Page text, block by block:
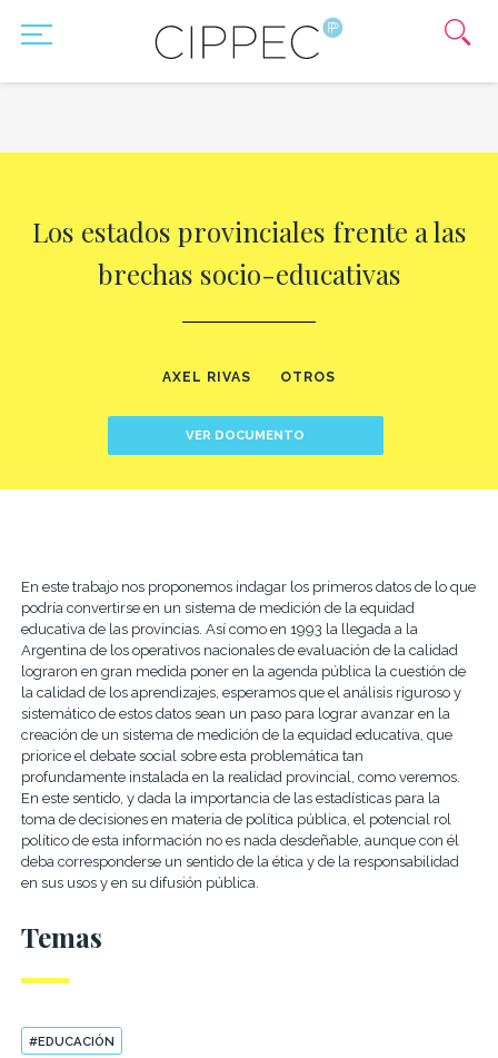
Los estados provinciales frente a las
brechas socio-educativas
AXEL RIVAS OTROS
VER DOCUMENTO
En este trabajo nos proponemos indagar los primeros datos de lo que
podría convertirse en un sistema de medición de la equidad
educativa de las provincias. Así como en 1993 la llegada a la
Argentina de los operativos nacionales de evaluación de la calidad
lograron en gran medida poner en la agenda pública la cuestión de
la calidad de los aprendizajes, esperamos que el análisis riguroso y
sistemático de estos datos sean un paso para lograr avanzar en la
creación de un sistema de medición de la equidad educativa, que
priorice el debate social sobre esta problemática tan
profundamente instalada en la realidad provincial, como veremos.
En este sentido, y dada la importancia de las estadísticas para la
toma de decisiones en materia de política pública, el potencial rol
político de esta información no es nada desdeñable, aunque con él
deba corresponderse un sentido de la ética y de la responsabilidad
en sus usos y en su difusión pública.
Temas
#EDUCACIÓN